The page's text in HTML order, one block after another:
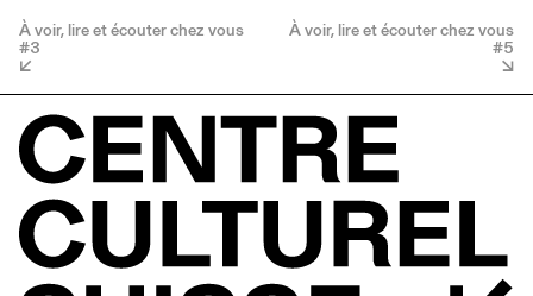
À voir, lire et écouter chez vous
#3
À voir, lire et écouter chez vous
#5